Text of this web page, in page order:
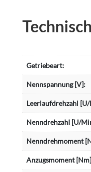
Getriebeart:
Nennspannung [V]:
Leerlaufdrehzahl
Nenndrehzahl [U/
Nenndrehmoment
Anzugsmoment